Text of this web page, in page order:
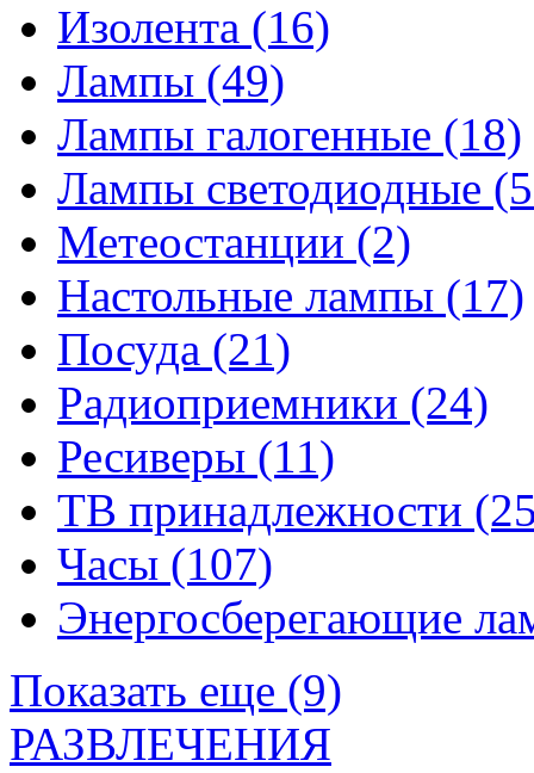
Изолента (16)
Лампы (49)
Лампы галогенные (18)
Лампы светодиодные
Метеостанции (2)
Настольные лампы (17)
Посуда (21)
Радиоприемники (24)
Ресиверы (11)
ТВ принадлежности
Часы (107)
Энергосберегающие
Показать еще (9)
РАЗВЛЕЧЕНИЯ